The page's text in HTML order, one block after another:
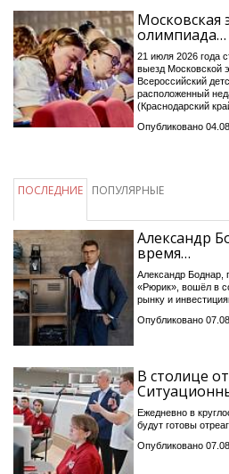
Московская
олимпиада…
21 июля 2026 года
выезд Московской
Всероссийский
расположенный
(Краснодарский
Опубликовано
ПОСЛЕДНИЕ ПОПУЛЯРНЫЕ
Александр
время…
Александр Боднар,
«Рюрик», вошёл в
рынку и
Опубликовано
В столице
Ежедневно в
будут готовы
Опубликовано